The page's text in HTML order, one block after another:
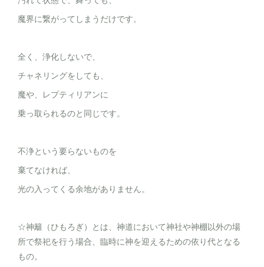
魔界に繋がってしまうだけです。
全く、浄化しないで、
チャネリングをしても、
魔や、レプティリアンに
乗っ取られるのと同じです。
不浄という要らないものを
棄てなければ、
光の入ってくる余地がありません。
☆神籬（ひもろぎ）とは、神道において神社や神棚以外の場
所で祭祀を行う場合、臨時に神を迎えるための依り代となる
もの。